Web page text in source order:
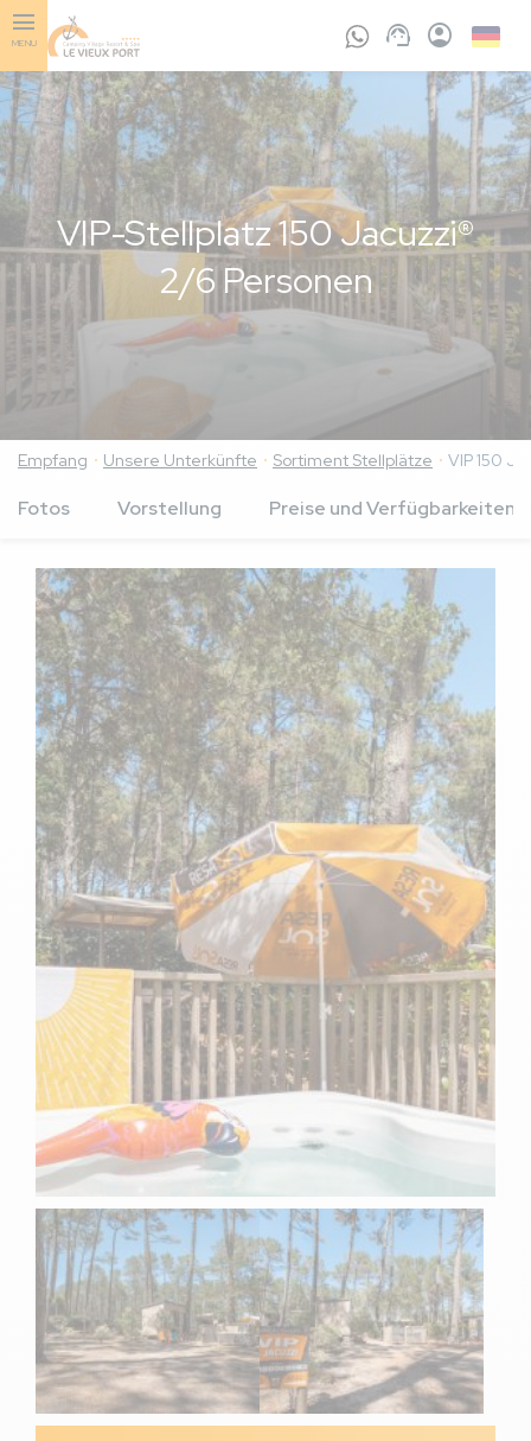
Skip
to
content
MENU
VIP-Stellplatz 150 Jacuzzi®
2/6 Personen
Empfang Unsere Unterkünfte Sortiment Stellplätze VIP 150
Fotos Vorstellung Preise und Verfügbarkeiten